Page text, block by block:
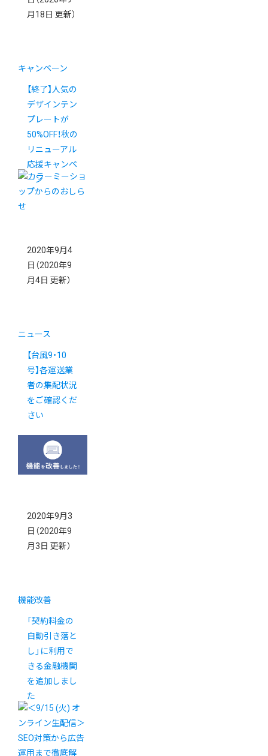
月18日 更新）
キャンペーン
【終了】人気の
デザインテン
プレートが
50%OFF！秋の
リニューアル
応援キャンペ
ーン
2020年9月4
日 （2020年9
月4日 更新）
ニュース
【台風9・10
号】各運送業
者の集配状況
をご確認くだ
さい
2020年9月3
日 （2020年9
月3日 更新）
機能改善
「契約料金の
自動引き落と
し」に利用で
きる金融機関
を追加しまし
た